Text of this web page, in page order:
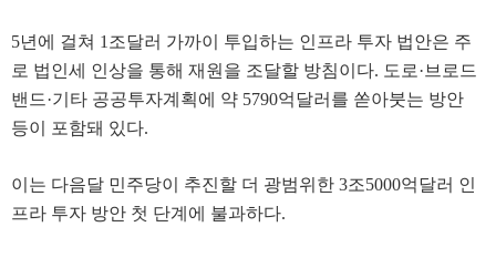
5년에 걸쳐 1조달러 가까이 투입하는 인프라 투자 법안은 주
로 법인세 인상을 통해 재원을 조달할 방침이다. 도로·브로드
밴드·기타 공공투자계획에 약 5790억달러를 쏟아붓는 방안
등이 포함돼 있다.
이는 다음달 민주당이 추진할 더 광범위한 3조5000억달러 인
프라 투자 방안 첫 단계에 불과하다.